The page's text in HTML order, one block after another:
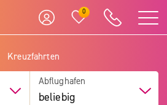
0
Kreuzfahrten
Abflughafen
beliebig